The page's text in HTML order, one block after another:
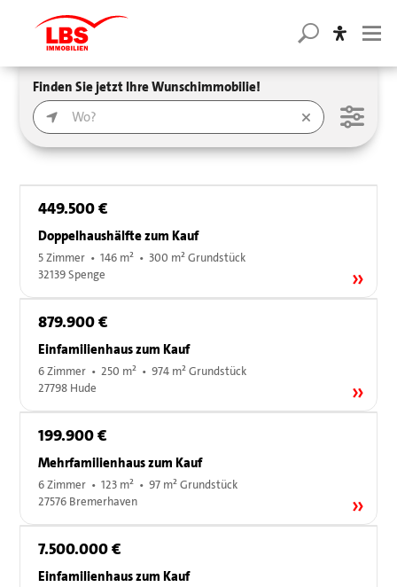
Finden Sie jetzt Ihre Wunschimmobilie!
449.500 €
Doppelhaushälfte zum Kauf
5 Zimmer • 146 m² • 300 m² Grundstück
32139 Spenge
879.900 €
Einfamilienhaus zum Kauf
6 Zimmer • 250 m² • 974 m² Grundstück
27798 Hude
199.900 €
Mehrfamilienhaus zum Kauf
6 Zimmer • 123 m² • 97 m² Grundstück
27576 Bremerhaven
7.500.000 €
Einfamilienhaus zum Kauf